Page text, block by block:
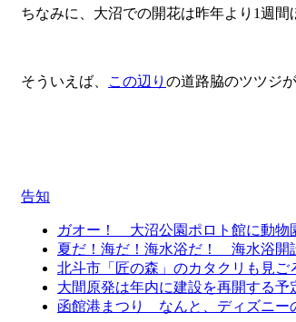
ちなみに、大沼での開花は昨年より1週間
そういえば、 この辺り の道路脇のツツジ
告知
ガオー！ 大沼公園ポロト館に動物
夏だ！海だ！海水浴だ！ 海水浴開
北斗市「匠の森」のカタクリも見ご
大間原発は年内に建設を再開する予
函館港まつり なんと、ディズニ